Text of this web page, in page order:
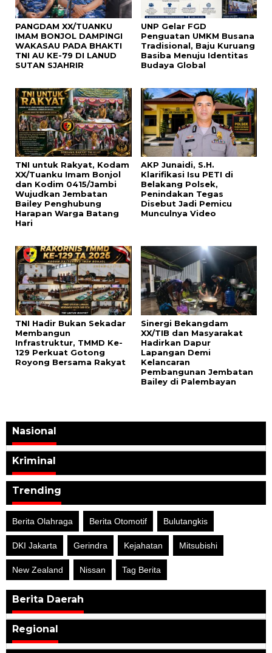
PANGDAM XX/TUANKU
IMAM BONJOL DAMPINGI
WAKASAU PADA BHAKTI
TNI AU KE-79 DI LANUD
SUTAN SJAHRIR
UNP Gelar FGD
Penguatan UMKM Busana
Tradisional, Baju Kuruang
Basiba Menuju Identitas
Budaya Global
TNI untuk Rakyat, Kodam
XX/Tuanku Imam Bonjol
dan Kodim 0415/Jambi
Wujudkan Jembatan
Bailey Penghubung
Harapan Warga Batang
Hari
AKP Junaidi, S.H.
Klarifikasi Isu PETI di
Belakang Polsek,
Penindakan Tegas
Disebut Jadi Pemicu
Munculnya Video
TNI Hadir Bukan Sekadar
Membangun
Infrastruktur, TMMD Ke-
129 Perkuat Gotong
Royong Bersama Rakyat
Sinergi Bekangdam
XX/TIB dan Masyarakat
Hadirkan Dapur
Lapangan Demi
Kelancaran
Pembangunan Jembatan
Bailey di Palembayan
Nasional
Kriminal
Trending
Berita Olahraga Berita Otomotif Bulutangkis
DKI Jakarta Gerindra Kejahatan Mitsubishi
New Zealand Nissan Tag Berita
Berita Daerah
Regional